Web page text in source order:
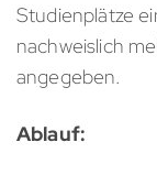
Studienplätze
nachweislich
angegeben.
Ablauf: